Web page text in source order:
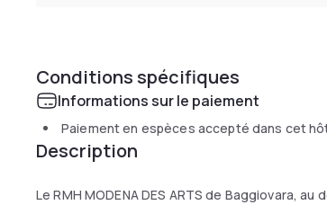
Conditions spécifiques
Informations sur le paiement
Paiement en espèces accepté dans cet
Description
Le RMH MODENA DES ARTS de Baggiovara,